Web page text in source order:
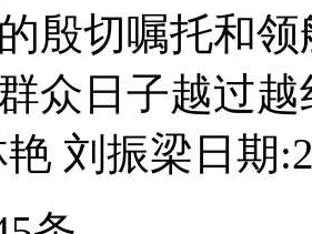
殷切嘱托和
众日子越过
刘振梁 日期